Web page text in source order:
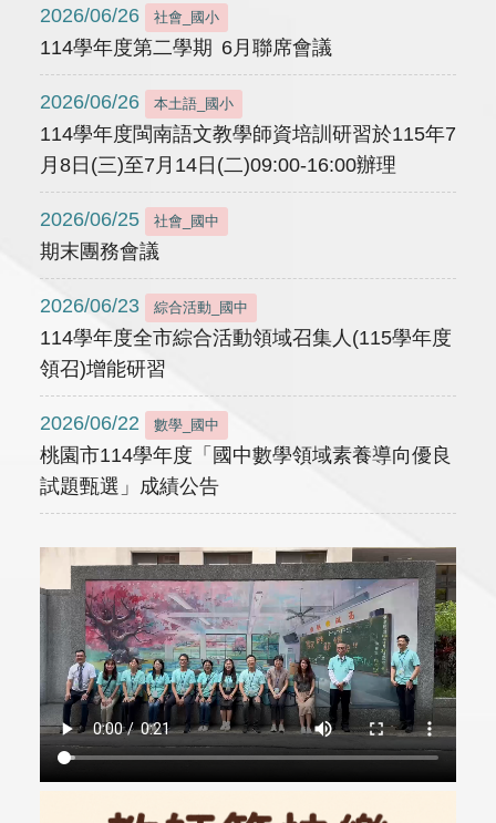
2026/06/26 社會_國小
114學年度第二學期 6月聯席會議
2026/06/26 本土語_國小
114學年度閩南語文教學師資培訓研習於115年7
月8日(三)至7月14日(二)09:00-16:00辦理
2026/06/25 社會_國中
期末團務會議
2026/06/23 綜合活動_國中
114學年度全市綜合活動領域召集人(115學年度
領召)增能研習
2026/06/22 數學_國中
桃園市114學年度「國中數學領域素養導向優良
試題甄選」成績公告